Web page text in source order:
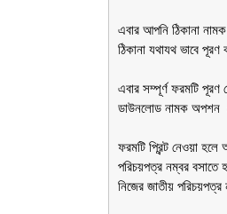
এবার আপনি ঠিকানা
ঠিকানা যথাযথ ভাবে
এবার সম্পূর্ণ ফরমটি পূরণ
ডাউনলোড নামক অপশন
ফরমটি প্রিন্ট নেওয়া
পরিচয়পত্র নম্বর
নিজের জাতীয় পরিচয়পত্র